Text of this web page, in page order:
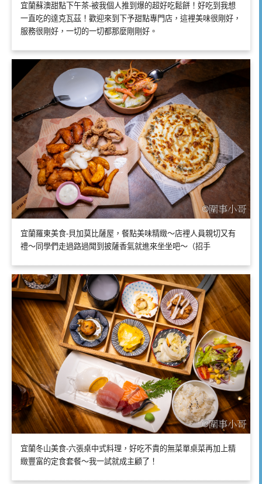
宜蘭蘇澳甜點下午茶-被我個人推到爆的超好吃鬆餅！好吃到我想
一直吃的達克瓦茲！歡迎來到下予甜點專門店，這裡美味很剛好，
服務很剛好，一切的一切都那麼剛剛好。
宜蘭羅東美食-貝加莫比薩屋，餐點美味精緻～店裡人員親切又有
禮～同學們走過路過聞到披薩香氣就進來坐坐吧～（招手
宜蘭冬山美食-六張桌中式料理，好吃不貴的無菜單桌菜再加上精
緻豐富的定食套餐～我一試就成主顧了！